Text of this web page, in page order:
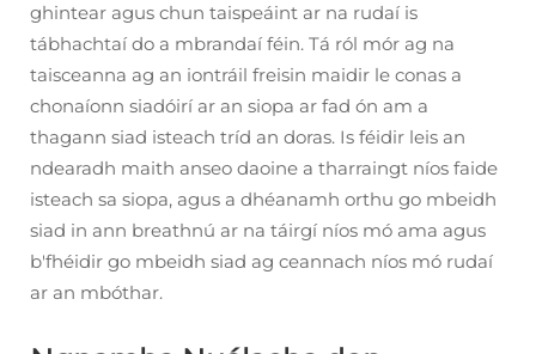
ghintear agus chun taispeáint ar na rudaí is
tábhachtaí do a mbrandaí féin. Tá ról mór ag na
taisceanna ag an iontráil freisin maidir le conas a
chonaíonn siadóirí ar an siopa ar fad ón am a
thagann siad isteach tríd an doras. Is féidir leis an
ndearadh maith anseo daoine a tharraingt níos faide
isteach sa siopa, agus a dhéanamh orthu go mbeidh
siad in ann breathnú ar na táirgí níos mó ama agus
b'fhéidir go mbeidh siad ag ceannach níos mó rudaí
ar an mbóthar.